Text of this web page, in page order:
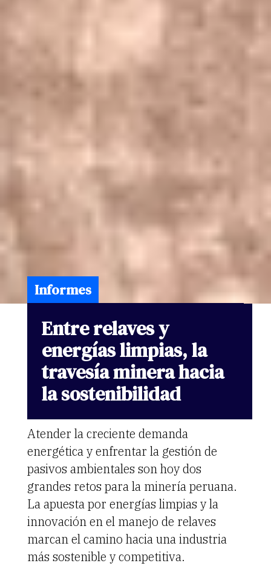
Informes
Entrerelavesy
energíaslimpias,la
travesíaminerahacia
lasostenibilidad
Atender la creciente demanda
energética y enfrentar la gestión de
pasivos ambientales son hoy dos
grandes retos para la minería peruana.
La apuesta por energías limpias y la
innovación en el manejo de relaves
marcan el camino hacia una industria
más sostenible y competitiva.